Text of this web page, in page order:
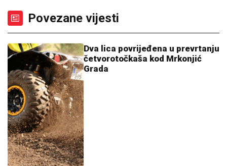
Povezane vijesti
Dva lica povrijeđena u prevrtanju
četvorotočkaša kod Mrkonjić
Grada